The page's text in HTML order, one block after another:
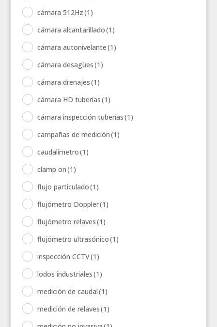
cámara 512Hz(1)
cámara alcantarillado(1)
cámara autonivelante(1)
cámara desagües(1)
cámara drenajes(1)
cámara HD tuberías(1)
cámara inspección tuberías(1)
campañas de medición(1)
caudalímetro(1)
clamp on(1)
flujo particulado(1)
flujómetro Doppler(1)
flujómetro relaves(1)
flujómetro ultrasónico(1)
inspección CCTV(1)
lodos industriales(1)
medición de caudal(1)
medición de relaves(1)